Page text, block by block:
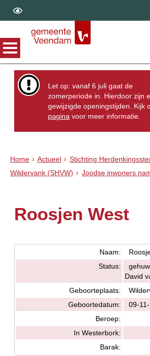
Let op: vanaf 6 juli gaat de
zomerperiode in. Hierdoor zijn
gewijzigde openingstijden. Kijk
pagina voor meer informatie.
Home Actueel
Stichting
Wildervank (SHVW)
Joodse inwoners
Roosjen West
Naam:
Status:
David
Geboorteplaats:
Geboortedatum:
09-
Beroep:
In Westerbork:
Barak: